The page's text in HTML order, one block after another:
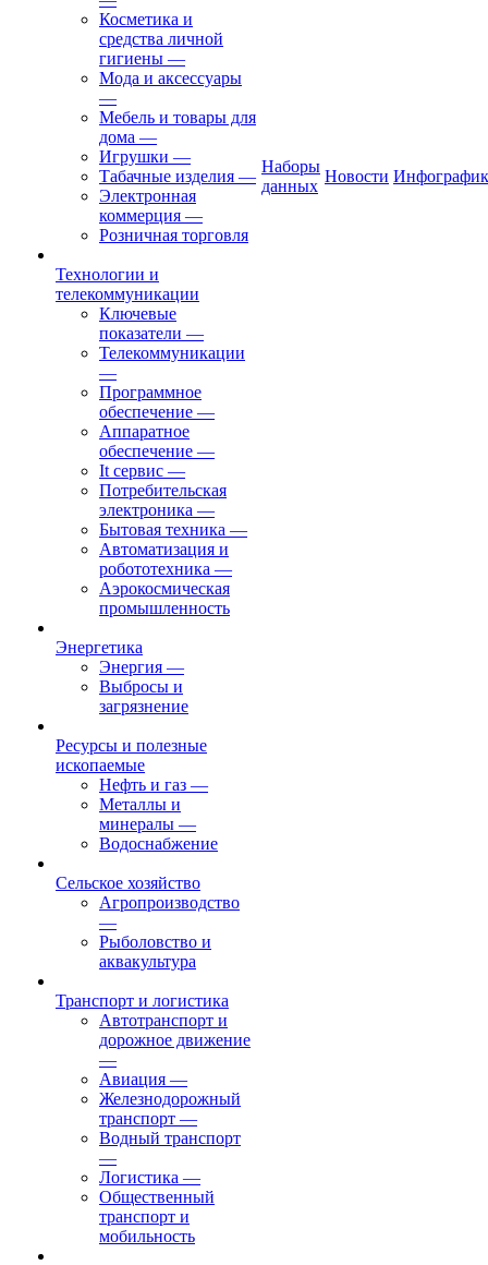
Косметика и
средства личной
гигиены —
Мода и аксессуары
—
Мебель и товары для
дома —
Игрушки —
Табачные изделия —
Электронная
коммерция —
Розничная торговля
Технологии и
телекоммуникации
Ключевые
показатели —
Телекоммуникации
—
Программное
обеспечение —
Аппаратное
обеспечение —
It сервис —
Потребительская
электроника —
Бытовая техника —
Автоматизация и
робототехника —
Аэрокосмическая
промышленность
Энергетика
Энергия —
Выбросы и
загрязнение
Ресурсы и полезные
ископаемые
Нефть и газ —
Металлы и
минералы —
Водоснабжение
Сельское хозяйство
Агропроизводство
—
Рыболовство и
аквакультура
Транспорт и логистика
Автотранспорт и
дорожное движение
—
Авиация —
Железнодорожный
транспорт —
Водный транспорт
—
Логистика —
Общественный
транспорт и
мобильность
Наборы
данных
Новости